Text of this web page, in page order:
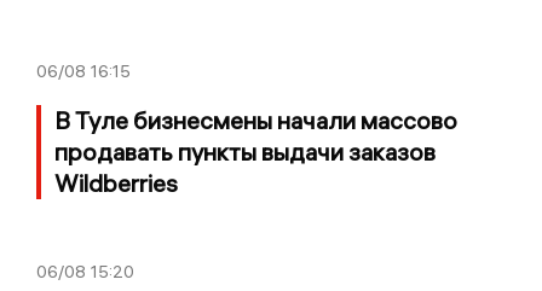
06/08 16:15
В Туле бизнесмены начали массово
продавать пункты выдачи заказов
Wildberries
06/08 15:20